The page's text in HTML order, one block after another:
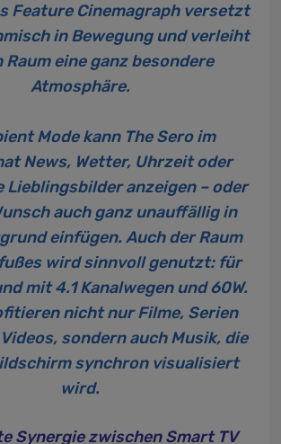
Feature Cinemagraph versetzt
in Bewegung und verleiht
Raum eine ganz besondere
Atmosphäre.
Mode kann The Sero im
News, Wetter, Uhrzeit oder
Lieblingsbilder anzeigen – oder
auch ganz unauffällig in
einfügen. Auch der Raum
wird sinnvoll genutzt: für
mit 4.1 Kanalwegen und 60W.
nicht nur Filme, Serien
sondern auch Musik, die
synchron visualisiert
wird.
Synergie zwischen Smart TV